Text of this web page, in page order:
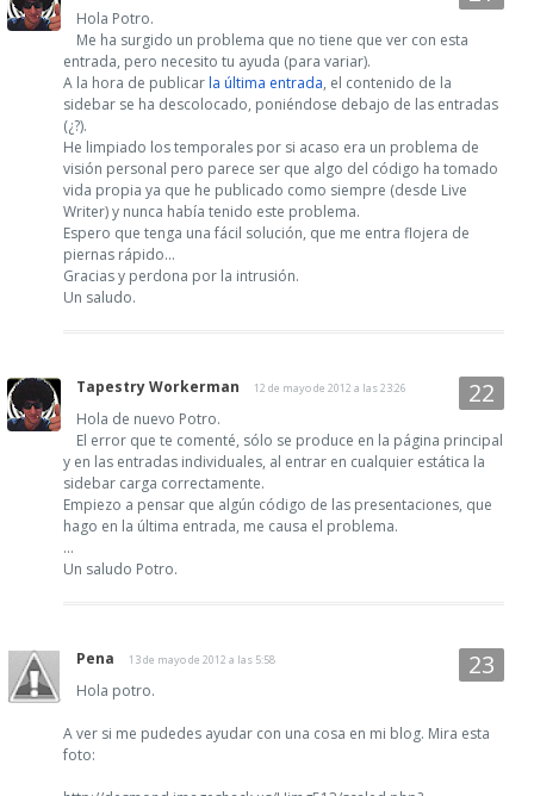
Hola Potro.
Me ha surgido un problema que no tiene que ver con esta
entrada, pero necesito tu ayuda (para variar).
A la hora de publicar la última entrada, el contenido de la
sidebar se ha descolocado, poniéndose debajo de las entradas
(¿?).
He limpiado los temporales por si acaso era un problema de
visión personal pero parece ser que algo del código ha tomado
vida propia ya que he publicado como siempre (desde Live
Writer) y nunca había tenido este problema.
Espero que tenga una fácil solución, que me entra flojera de
piernas rápido...
Gracias y perdona por la intrusión.
Un saludo.
Tapestry Workerman 12 de mayo de 2012 a las 23:26
Hola de nuevo Potro.
El error que te comenté, sólo se produce en la página principal
y en las entradas individuales, al entrar en cualquier estática la
sidebar carga correctamente.
Empiezo a pensar que algún código de las presentaciones, que
hago en la última entrada, me causa el problema.
...
Un saludo Potro.
Pena 13 de mayo de 2012 a las 5:58
Hola potro.
A ver si me pudedes ayudar con una cosa en mi blog. Mira esta
foto: